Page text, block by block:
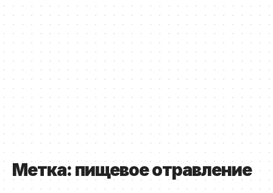
Метка: пищевое отравление